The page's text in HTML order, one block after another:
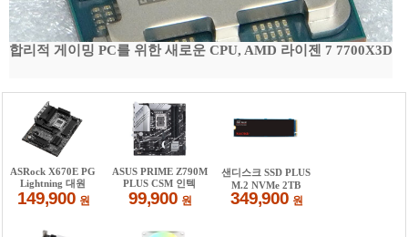
합리적 게이밍 PC를 위한 새로운 CPU, AMD 라이젠 7 7700X3D